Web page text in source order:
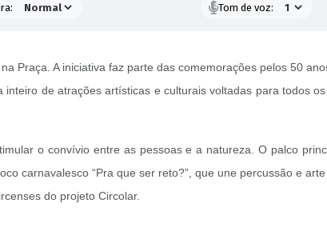
Tom de voz:
Praça. A iniciativa faz parte das comemorações pelos 50
de atrações artísticas e culturais voltadas para todos
o convívio entre as pessoas e a natureza. O palco
carnavalesco “Pra que ser reto?”, que une percussão e
do projeto Circolar.